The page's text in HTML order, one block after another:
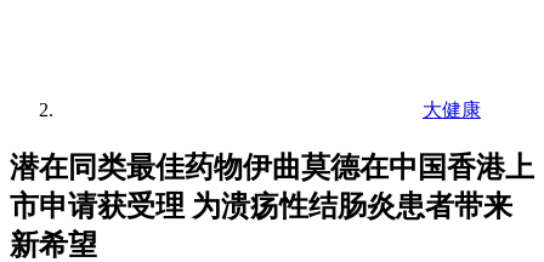
大健康
潜在同类最佳药物伊曲莫德在中国香港上
市申请获受理 为溃疡性结肠炎患者带来
新希望